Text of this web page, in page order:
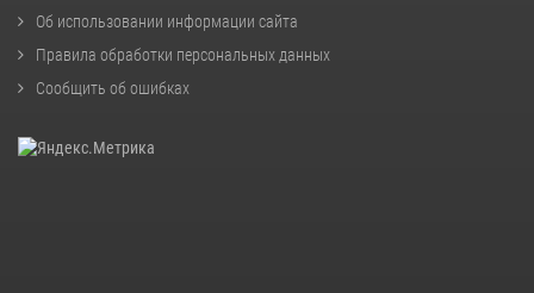
Об использовании информации сайта
Правила обработки персональных данных
Сообщить об ошибках